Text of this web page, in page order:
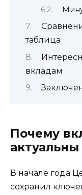
таблица
вкладам
Почему
В начале года
сохранил